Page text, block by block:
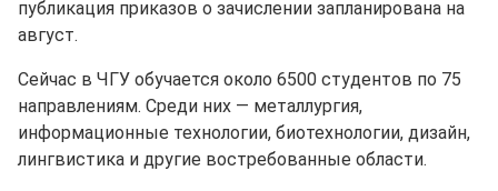
публикация приказов о зачислении запланирована на
август.
Сейчас в ЧГУ обучается около 6500 студентов по 75
направлениям. Среди них — металлургия,
информационные технологии, биотехнологии, дизайн,
лингвистика и другие востребованные области.